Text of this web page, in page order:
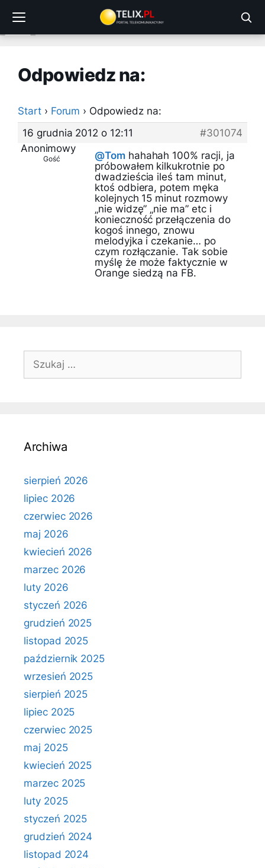
treści
Odpowiedz na:
Start › Forum › Odpowiedz na:
16 grudnia 2012 o 12:11
#301074
Anonimowy
Gość @Tomhahahah 100% racji, ja
próbowałem kilkukrotnie po
dwadzieścia ileś tam minut,
ktoś odbiera, potem męka
kolejnych 15 minut rozmowy
„nie widzę” „nie ma” etc i
konieczność przełączenia do
kogoś innego, znowu
melodyjka i czekanie… po
czym rozłączanie. Tak sobie
myślę że może faktycznie w
Orange siedzą na FB.
Szukaj:
Archiwa
sierpień 2026
lipiec 2026
czerwiec 2026
maj 2026
kwiecień 2026
marzec 2026
luty 2026
styczeń 2026
grudzień 2025
listopad 2025
październik 2025
wrzesień 2025
sierpień 2025
lipiec 2025
czerwiec 2025
maj 2025
kwiecień 2025
marzec 2025
luty 2025
styczeń 2025
grudzień 2024
listopad 2024